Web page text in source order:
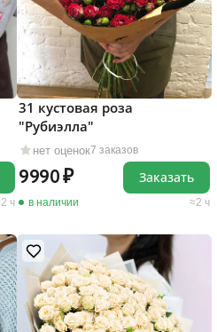
2 ч
нет оценок7 заказов
31 кустовая роза
"Рубиэлла"
9990
в наличии 2 ч
Заказать